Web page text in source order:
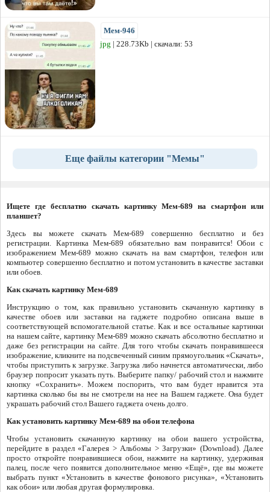
Мем-946
jpg | 228.73Kb | скачали: 53
Еще файлы категории "Мемы"
Ищете где бесплатно скачать картинку Мем-689 на смартфон или
планшет?
Здесь вы можете скачать Мем-689 совершенно бесплатно и без
регистрации. Картинка Мем-689 обязательно вам понравится! Обои с
изображением Мем-689 можно скачать на вам смартфон, телефон или
компьютер совершенно бесплатно и потом установить в качестве заставки
или обоев.
Как скачать картинку Мем-689
Инструкцию о том, как правильно установить скачанную картинку в
качестве обоев или заставки на гаджете подробно описана выше в
соответствующей вспомогательной статье. Как и все остальные картинки
на нашем сайте, картинку Мем-689 можно скачать абсолютно бесплатно и
даже без регистрации на сайте. Для того чтобы скачать понравившееся
изображение, кликните на подсвеченный синим прямоугольник «Скачать»,
чтобы приступить к загрузке. Загрузка либо начнется автоматически, либо
браузер попросит указать путь. Выберите папку/ рабочий стол и нажмите
кнопку «Сохранить». Можем поспорить, что вам будет нравится эта
картинка сколько бы вы не смотрели на нее на Вашем гаджете. Она будет
украшать рабочий стол Вашего гаджета очень долго.
Как установить картинку Мем-689 на обои телефона
Чтобы установить скачанную картинку на обои вашего устройства,
перейдите в раздел «Галерея > Альбомы > Загрузки» (Download). Далее
просто откройте понравившиеся обои, нажмите на картинку, удерживая
палец, после чего появится дополнительное меню «Ещё», где вы можете
выбрать пункт «Установить в качестве фонового рисунка», «Установить
как обои» или любая другая формулировка.